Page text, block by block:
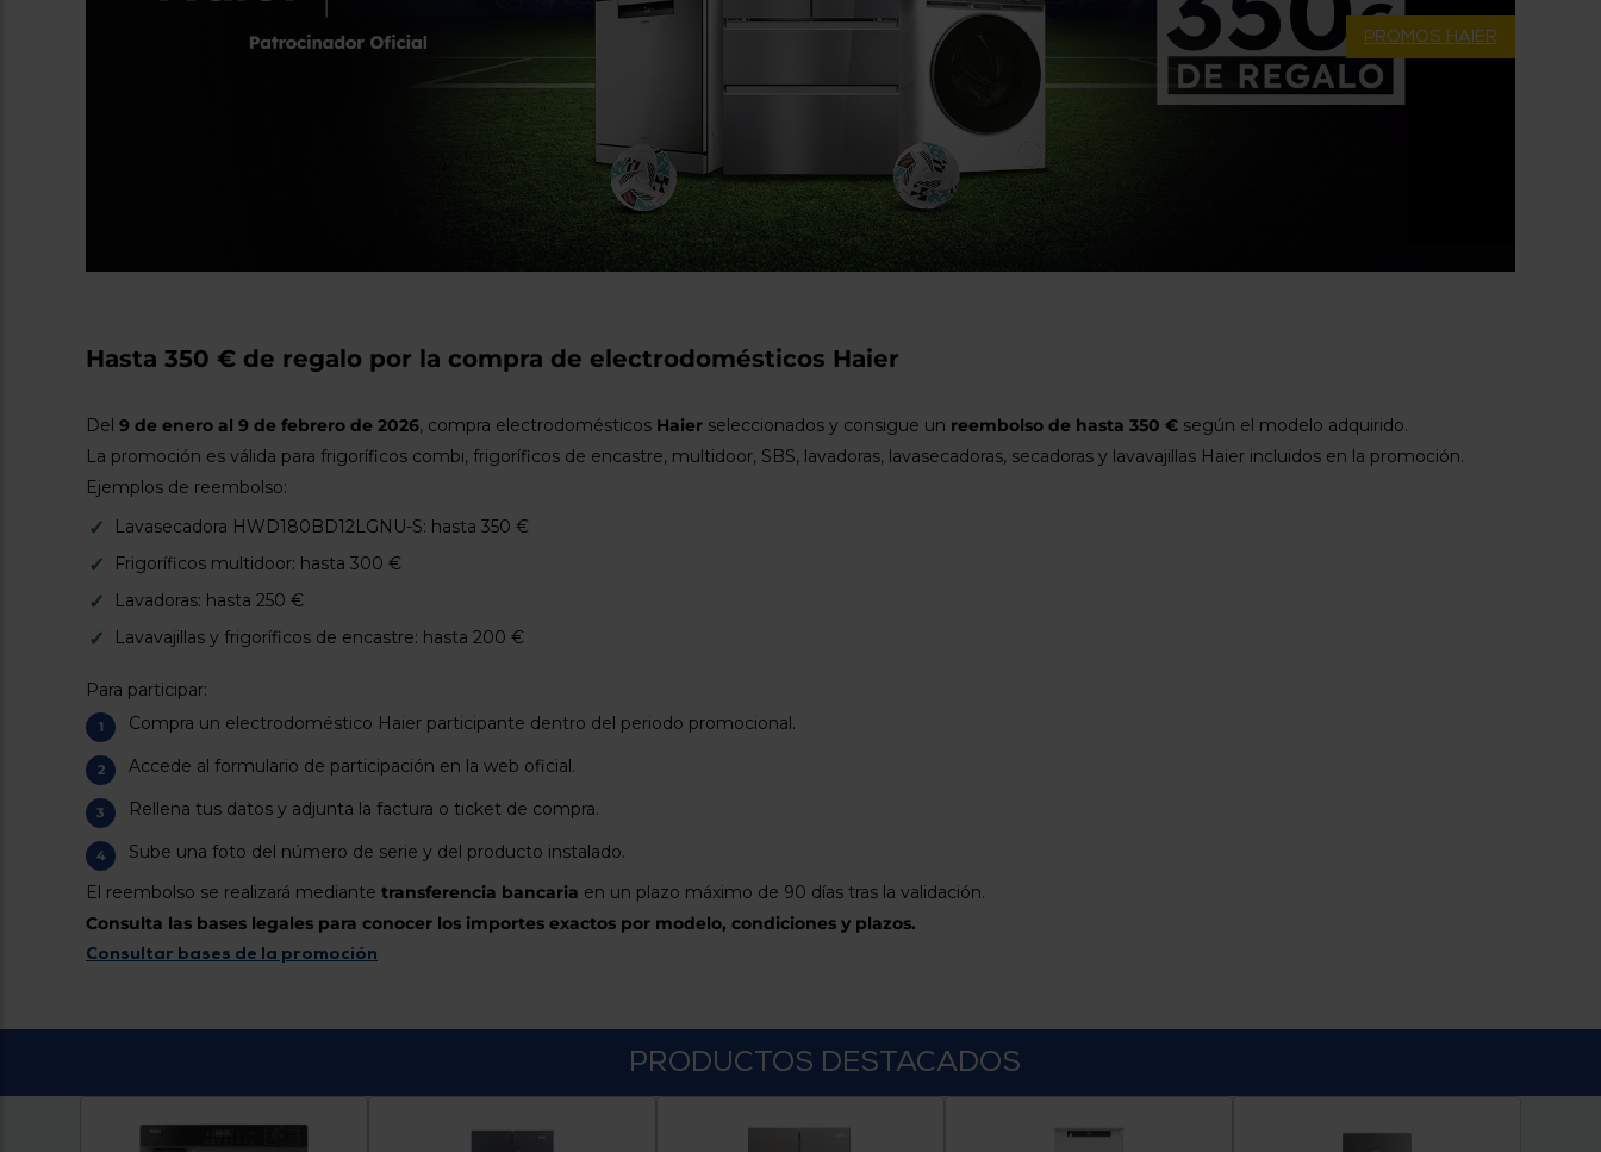
usuarios
de
dispositivos
táctiles
pueden
gestos
de
tocar
y
arrastrar.
PROMOS HAIER
Hasta 350 € de regalo por la compra de electrodomésticos Haier
Del 9 de enero al 9 de febrero de 2026, compra electrodomésticos Haier seleccionados y consigue un reembolso de hasta 350 € según el modelo adquirido.
La promoción es válida para frigoríficos combi, frigoríficos de encastre, multidoor, SBS, lavadoras, lavasecadoras, secadoras y lavavajillas Haier incluidos en la promoción.
Ejemplos de reembolso:
Lavasecadora HWD180BD12LGNU-S: hasta 350 €
Frigoríficos multidoor: hasta 300 €
Lavadoras: hasta 250 €
Lavavajillas y frigoríficos de encastre: hasta 200 €
Para participar:
Compra un electrodoméstico Haier participante dentro del periodo promocional.
Accede al formulario de participación en la web oficial.
Rellena tus datos y adjunta la factura o ticket de compra.
Sube una foto del número de serie y del producto instalado.
El reembolso se realizará mediante transferencia bancaria en un plazo máximo de 90 días tras la validación.
Consulta las bases legales para conocer los importes exactos por modelo, condiciones y plazos.
Consultar bases de la promoción
PRODUCTOS DESTACADOS